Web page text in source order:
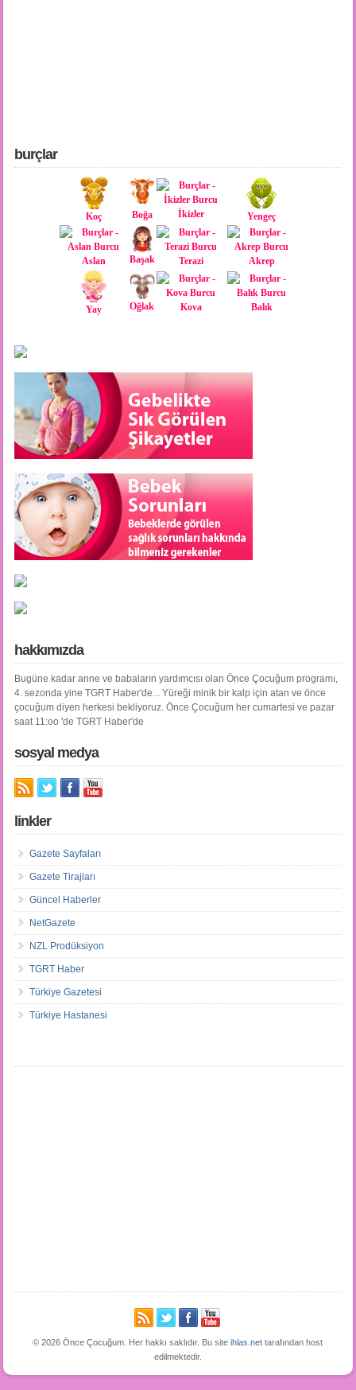
burçlar
Koç Boğa İkizler Yengeç
Aslan Başak Terazi Akrep
Yay Oğlak Kova Balık
hakkımızda
Bugüne kadar anne ve babaların yardımcısı olan Önce Çocuğum programı,
4. sezonda yine TGRT Haber'de... Yüreği minik bir kalp için atan ve önce
çocuğum diyen herkesi bekliyoruz. Önce Çocuğum her cumartesi ve pazar
saat 11:oo 'de TGRT Haber'de
sosyal medya
linkler
Gazete Sayfaları
Gazete Tirajları
Güncel Haberler
NetGazete
NZL Prodüksiyon
TGRT Haber
Türkiye Gazetesi
Türkiye Hastanesi
© 2026 Önce Çocuğum. Her hakkı saklıdır. Bu siteihlas.net tarafından host
edilmektedir.